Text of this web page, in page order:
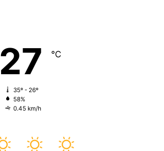
27 ℃
35º - 26º
58%
0.45 km/h